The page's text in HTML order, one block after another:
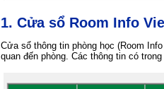
1. Cửa sổ Room Info
Cửa sổ thông tin phòng học (Room
quan đến phòng. Các thông tin có